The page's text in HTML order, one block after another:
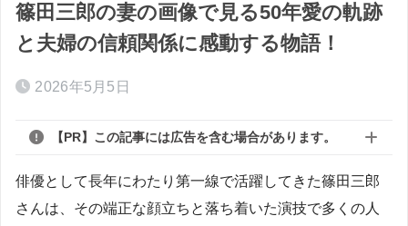
篠田三郎の妻の画像で見る50年愛の軌跡
と夫婦の信頼関係に感動する物語！
2026年5月5日
【PR】この記事には広告を含む場合があります。
俳優として長年にわたり第一線で活躍してきた篠田三郎
さんは、その端正な顔立ちと落ち着いた演技で多くの人